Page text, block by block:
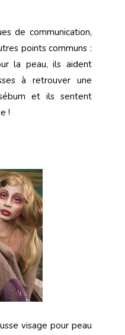
de communication,
points communs :
la peau, ils aident
à retrouver une
et ils sentent
!
visage pour peau